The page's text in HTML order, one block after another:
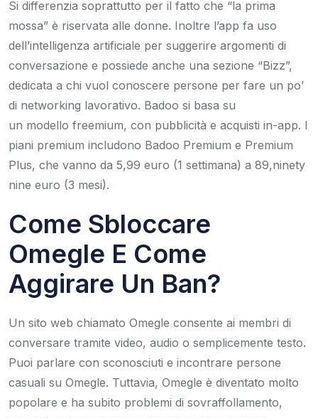
Si differenzia soprattutto per il fatto che “la prima
mossa” è riservata alle donne. Inoltre l’app fa uso
dell’intelligenza artificiale per suggerire argomenti di
conversazione e possiede anche una sezione “Bizz”,
dedicata a chi vuol conoscere persone per fare un po’
di networking lavorativo. Badoo si basa su
un modello freemium, con pubblicità e acquisti in-app. I
piani premium includono Badoo Premium e Premium
Plus, che vanno da 5,99 euro (1 settimana) a 89,ninety
nine euro (3 mesi).
Come Sbloccare
Omegle E Come
Aggirare Un Ban?
Un sito web chiamato Omegle consente ai membri di
conversare tramite video, audio o semplicemente testo.
Puoi parlare con sconosciuti e incontrare persone
casuali su Omegle. Tuttavia, Omegle è diventato molto
popolare e ha subito problemi di sovraffollamento,